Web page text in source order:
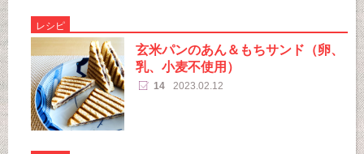
レシピ
玄米パンのあん＆もちサンド（卵、
乳、小麦不使用）
14 2023.02.12